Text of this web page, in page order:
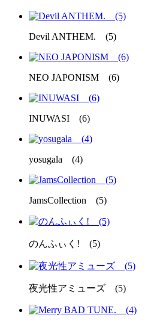
Devil ANTHEM. (5)
NEO JAPONISM (6)
INUWASI (6)
yosugala (4)
JamsCollection (5)
のんふぃく! (5)
夜光性アミューズ (5)